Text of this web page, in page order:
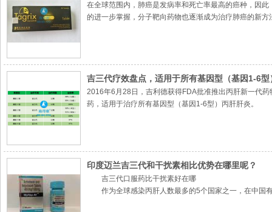
在全球范围内，肺癌是发病率和死亡率最高的癌种，因
的进一步掌握，分子靶向药物也逐渐成为治疗肺癌的新
吉三代疗效盘点，适用于所有基因型（基因1-6
2016年6月28日，吉利德获得FDA批准推出丙肝新一代
药，适用于治疗所有基因型（基因1-6型）丙肝肝炎。
印度迈兰吉三代和干扰素相比优势在哪里呢？
吉三代口服药比干扰素好在哪
作为全球感染丙肝人数最多的5个国家之一，在中国有